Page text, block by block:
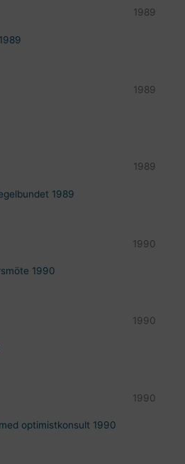
1989
1989
1989
1989
1990
1990
1990
1990
optimistkonsult 1990